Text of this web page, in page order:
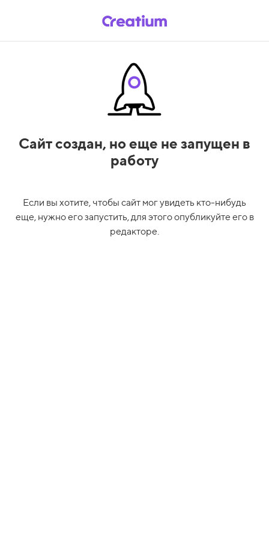
Сайт создан, но еще не запущен в
работу
Если вы хотите, чтобы сайт мог увидеть кто-нибудь
еще, нужно его запустить, для этого опубликуйте его в
редакторе.